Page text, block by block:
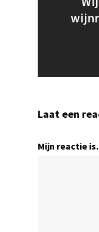
Laat een
Mijn reactie